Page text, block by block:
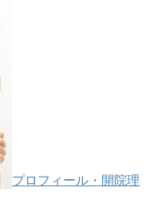
プロフィール・開院理